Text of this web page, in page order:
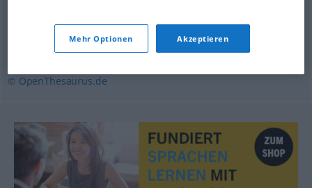
alltäglich ,vertraut ,
© OpenThesaurus.de
Mehr Optionen Akzeptieren